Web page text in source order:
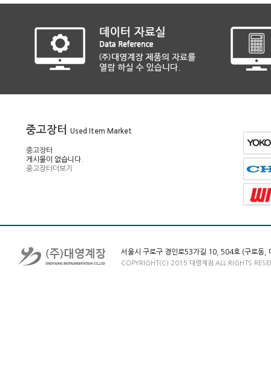
중고장터 Used Item Market
중고장터
게시물이 없습니다.
중고장터 더보기
서울시 구로구 경인로53가길 10, 504호 (구로
COPYRIGHT(C) 2015 대영계장 ALL RIGHTS